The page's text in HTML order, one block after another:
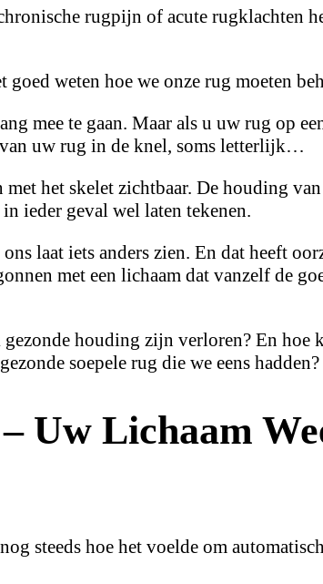
rugpijn of acute rugklachten
weten hoe we onze rug moeten
mee te gaan. Maar als u uw rug op
uw rug in de knel, soms letterlijk…
met het skelet zichtbaar. De houding
ieder geval wel laten tekenen.
laat iets anders zien. En dat heeft
met een lichaam dat vanzelf de
houding zijn verloren? En hoe
soepele rug die we eens hadden?
Uw Lichaam
steeds hoe het voelde om